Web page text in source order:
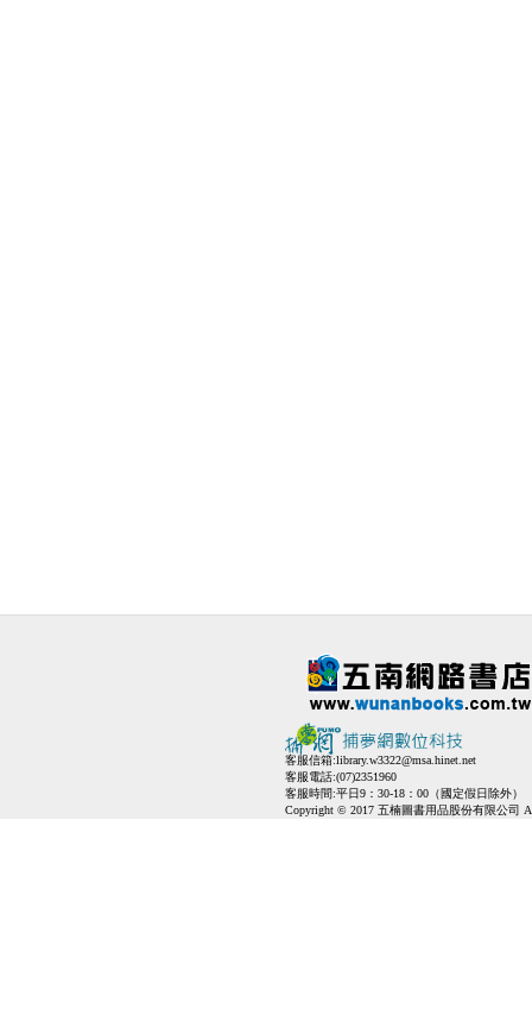
客服信箱:library.w3322@msa.hinet.net
客服電話:(07)2351960
客服時間:平日9：30-18：00（國定假日除外）
Copyright © 2017 五楠圖書用品股份有限公司